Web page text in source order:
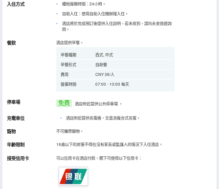
入住方式
櫃枱服務時間：24小時。
自助入住：使用自助入住機辦理入住。
酒店將於完成預訂後提供入住說明，若未收到，請向永安旅遊詢
問。
餐飲 酒店提供早餐。
早餐種類
西式, 中式
早餐形式
自助餐
費用
CNY 38/人
營業時間
07:00 - 10:00 每天
停車場 免费 酒店附近提供公共停車場 。
充電車位 • 酒店附近提供充電樁，交直流複合式充電。
寵物 不可攜帶寵物。
年齡限制 18歲以下的房客不得在沒有家長或監護人的情況下入住酒店。
接受信用卡 可以信用卡在酒店付款，閣下可使用以下信用卡：